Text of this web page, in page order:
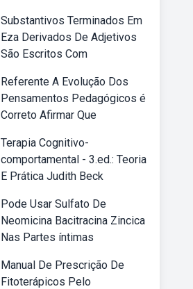
Substantivos Terminados Em
Eza Derivados De Adjetivos
São Escritos Com
Referente A Evolução Dos
Pensamentos Pedagógicos é
Correto Afirmar Que
Terapia Cognitivo-
comportamental - 3.ed.: Teoria
E Prática Judith Beck
Pode Usar Sulfato De
Neomicina Bacitracina Zincica
Nas Partes íntimas
Manual De Prescrição De
Fitoterápicos Pelo